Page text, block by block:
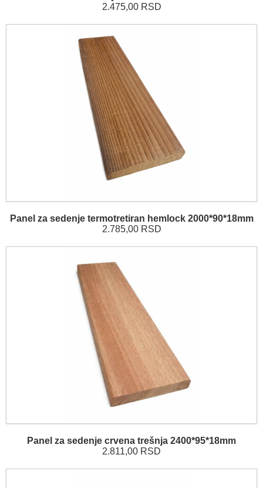
2.475,00 RSD
Panel za sedenje termotretiran hemlock 2000*90*18mm
2.785,00 RSD
Panel za sedenje crvena trešnja 2400*95*18mm
2.811,00 RSD